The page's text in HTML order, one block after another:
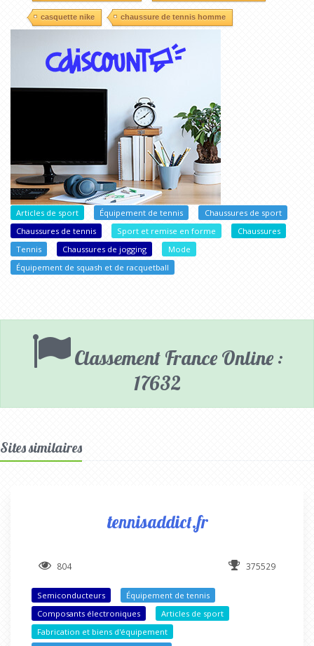
casquette nike chaussure de tennis homme
Articles de sport Équipement de tennis
Chaussures de sport
Chaussures de tennis
Sport et remise en forme
Chaussures
Tennis
Chaussures de jogging
Mode
Équipement de squash et de racquetball
Classement France Online :
17632
Sites similaires
tennisaddict.fr
804 375529
Semiconducteurs
Équipement de tennis
Composants électroniques
Articles de sport
Fabrication et biens d'équipement